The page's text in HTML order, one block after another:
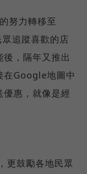
努力轉移至
追蹤喜歡的店
，隔年又推出
在Google地圖中
優惠，就像是經
更鼓勵各地民眾